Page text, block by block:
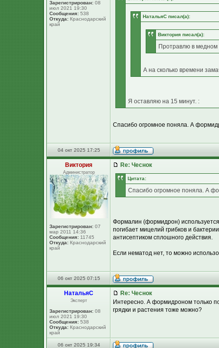
Зарегистрирован: 08
июл 2021 19:30
Сообщения: 538
Откуда: Краснодарский
край
НатальяС писал(а):
Виктория писал(а):
Протравлю в медном
А на сколько времени
Я оставляю на 15 минут. :
Спасибо огромное поняла. А
04 окт 2025 17:25
Виктория
Администратор
Зарегистрирован: 07
мар 2011 14:36
Сообщения: 11745
Откуда: Краснодарский
край
Re: Чеснок
Цитата:
Спасибо огромное поняла. А
Формалин (формидрон)
погибает мицелий грибков и
антисептиком сплошного действия.
Если нематод нет, то можно
06 окт 2025 07:15
НатальяС
Эксперт
Зарегистрирован: 08
июл 2021 19:30
Сообщения: 538
Откуда: Краснодарский
край
Re: Чеснок
Интересно. А формидроном только
грядки и растения тоже можно?
06 окт 2025 19:34